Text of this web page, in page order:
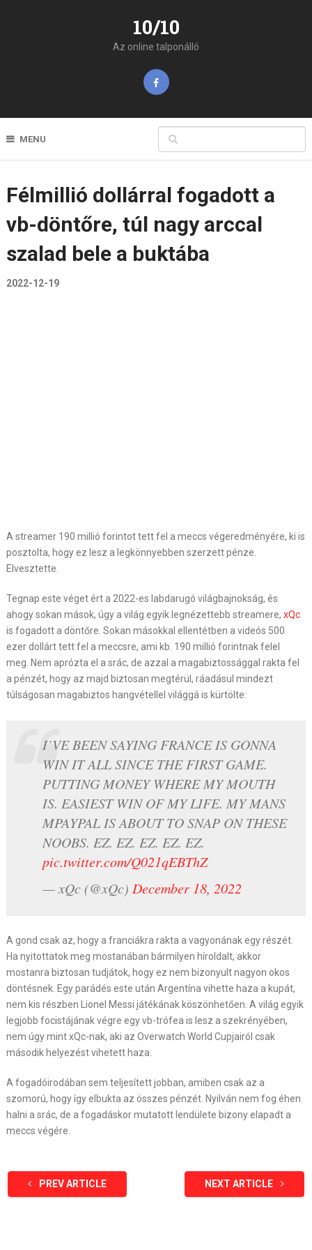
10/10
Az online talponálló
MENU
Félmillió dollárral fogadott a
vb-döntőre, túl nagy arccal
szalad bele a buktába
2022-12-19
A streamer 190 millió forintot tett fel a meccs végeredményére, ki is
posztolta, hogy ez lesz a legkönnyebben szerzett pénze.
Elvesztette.
Tegnap este véget ért a 2022-es labdarugó világbajnokság, és
ahogy sokan mások, úgy a világ egyik legnézettebb streamere, xQc
is fogadott a döntőre. Sokan másokkal ellentétben a videós 500
ezer dollárt tett fel a meccsre, ami kb. 190 millió forintnak felel
meg. Nem aprózta el a srác, de azzal a magabiztossággal rakta fel
a pénzét, hogy az majd biztosan megtérül, ráadásul mindezt
túlságosan magabiztos hangvétellel világgá is kürtölte:
I’VE BEEN SAYING FRANCE IS GONNA
WIN IT ALL SINCE THE FIRST GAME.
PUTTING MONEY WHERE MY MOUTH
IS. EASIEST WIN OF MY LIFE. MY MANS
MPAYPAL IS ABOUT TO SNAP ON THESE
NOOBS. EZ. EZ. EZ. EZ. EZ.
pic.twitter.com/Q021qEBThZ
— xQc (@xQc) December 18, 2022
A gond csak az, hogy a franciákra rakta a vagyonának egy részét.
Ha nyitottatok meg mostanában bármilyen híroldalt, akkor
mostanra biztosan tudjátok, hogy ez nem bizonyult nagyon okos
döntésnek. Egy parádés este után Argentína vihette haza a kupát,
nem kis részben Lionel Messi játékának köszönhetően. A világ egyik
legjobb focistájának végre egy vb-trófea is lesz a szekrényében,
nem úgy mint xQc-nak, aki az Overwatch World Cupjairól csak
második helyezést vihetett haza.
A fogadóirodában sem teljesített jobban, amiben csak az a
szomorú, hogy így elbukta az összes pénzét. Nyilván nem fog éhen
halni a srác, de a fogadáskor mutatott lendülete bizony elapadt a
meccs végére.
PREV ARTICLE NEXT ARTICLE